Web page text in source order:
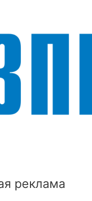
реклама